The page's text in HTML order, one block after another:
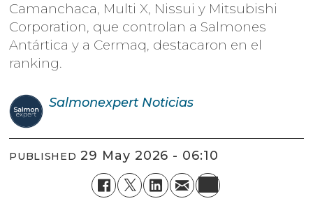
Camanchaca, Multi X, Nissui y Mitsubishi
Corporation, que controlan a Salmones
Antártica y a Cermaq, destacaron en el
ranking.
Salmonexpert Noticias
PUBLISHED 29 May 2026 - 06:10